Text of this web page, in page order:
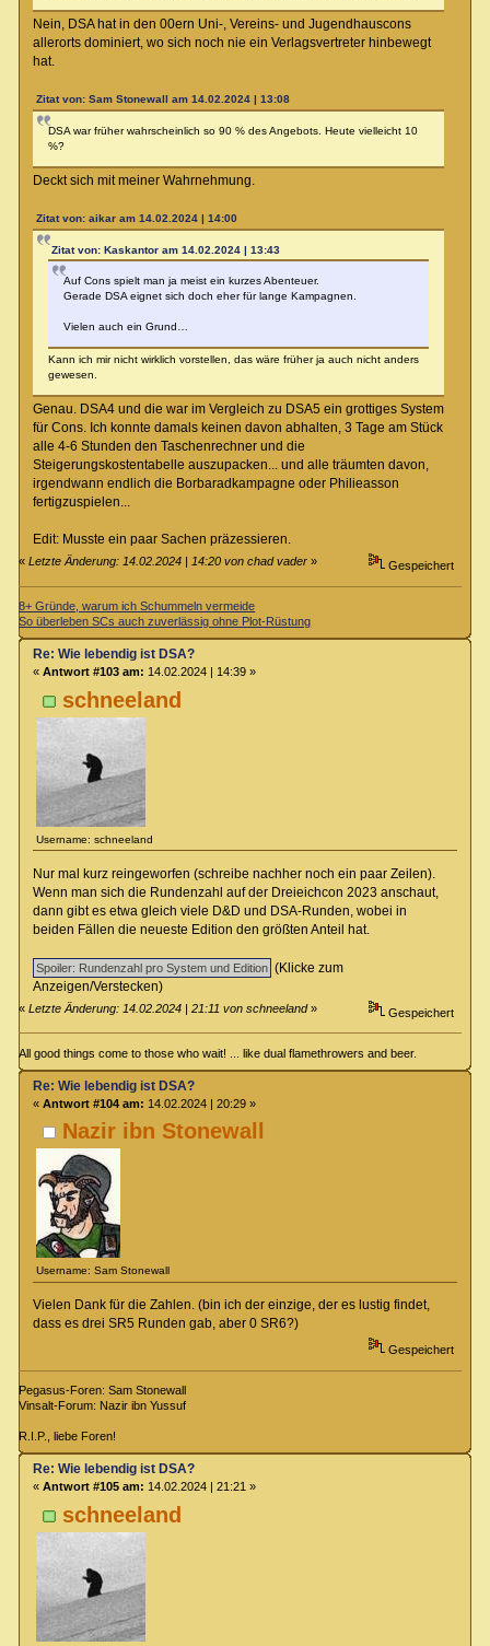
Nein, DSA hat in den 00ern Uni-, Vereins- und Jugendhauscons
allerorts dominiert, wo sich noch nie ein Verlagsvertreter hinbewegt
hat.
Zitat von: Sam Stonewall am 14.02.2024 | 13:08
DSA war früher wahrscheinlich so 90 % des Angebots. Heute vielleicht 10
%?
Deckt sich mit meiner Wahrnehmung.
Zitat von: aikar am 14.02.2024 | 14:00
Zitat von: Kaskantor am 14.02.2024 | 13:43
Auf Cons spielt man ja meist ein kurzes Abenteuer.
Gerade DSA eignet sich doch eher für lange Kampagnen.
Vielen auch ein Grund…
Kann ich mir nicht wirklich vorstellen, das wäre früher ja auch nicht anders
gewesen.
Genau. DSA4 und die war im Vergleich zu DSA5 ein grottiges System
für Cons. Ich konnte damals keinen davon abhalten, 3 Tage am Stück
alle 4-6 Stunden den Taschenrechner und die
Steigerungskostentabelle auszupacken... und alle träumten davon,
irgendwann endlich die Borbaradkampagne oder Philieasson
fertigzuspielen...
Edit: Musste ein paar Sachen präzessieren.
«Letzte Änderung: 14.02.2024 | 14:20 von chad vader » Gespeichert
8+ Gründe, warum ich Schummeln vermeide
So überleben SCs auch zuverlässig ohne Plot-Rüstung
schneeland
Username: schneeland
Re: Wie lebendig ist DSA?
« Antwort #103 am: 14.02.2024 | 14:39 »
Nur mal kurz reingeworfen (schreibe nachher noch ein paar Zeilen).
Wenn man sich die Rundenzahl auf der Dreieichcon 2023 anschaut,
dann gibt es etwa gleich viele D&D und DSA-Runden, wobei in
beiden Fällen die neueste Edition den größten Anteil hat.
(Klicke zum
Anzeigen/Verstecken)
«Letzte Änderung: 14.02.2024 | 21:11 von schneeland» Gespeichert
All good things come to those who wait! ... like dual flamethrowers and beer.
Nazir ibn Stonewall
Username: Sam Stonewall
Re: Wie lebendig ist DSA?
« Antwort #104 am: 14.02.2024 | 20:29 »
Vielen Dank für die Zahlen. (bin ich der einzige, der es lustig findet,
dass es drei SR5 Runden gab, aber 0 SR6?)
Gespeichert
Pegasus-Foren: Sam Stonewall
Vinsalt-Forum: Nazir ibn Yussuf
R.I.P., liebe Foren!
schneeland
Re: Wie lebendig ist DSA?
« Antwort #105 am: 14.02.2024 | 21:21 »